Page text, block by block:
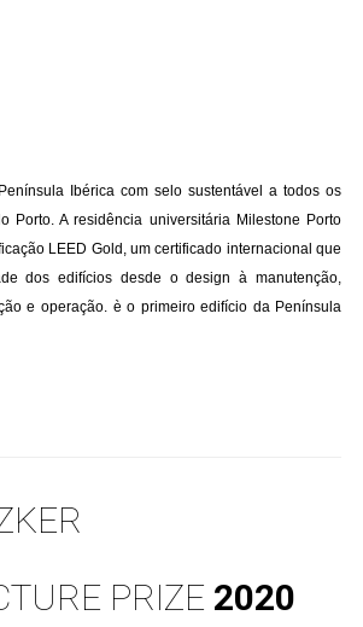
Ibérica com selo sustentável a todos os
Porto. A residência universitária Milestone Porto
LEED Gold, um certificado internacional que
dos edifícios desde o design à manutenção,
e operação. è o primeiro edifício da Península
PRIZE 2020